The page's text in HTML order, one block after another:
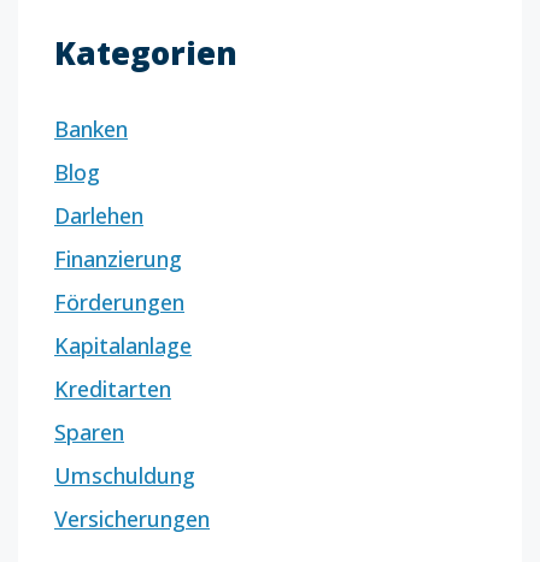
Kategorien
Banken
Blog
Darlehen
Finanzierung
Förderungen
Kapitalanlage
Kreditarten
Sparen
Umschuldung
Versicherungen